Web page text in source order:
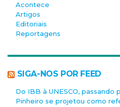
Acontece
Artigos
Editoriais
Reportagens
SIGA-NOS POR FEED
Do IBB à UNESCO, passando
Pinheiro se projetou como